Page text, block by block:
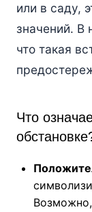
или в саду,
значений. В
что такая
Что